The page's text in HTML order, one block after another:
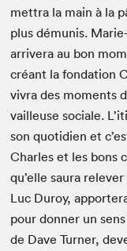
met­tra la main à la
plus dému­nis.
arrivera au bon
créant la fon­da­tion
vivra des moments
vailleuse sociale.
son quo­ti­di­en et
Charles et les bons
qu’elle saura
Luc Duroy,
pour don­ner un
de Dave Turn­er,